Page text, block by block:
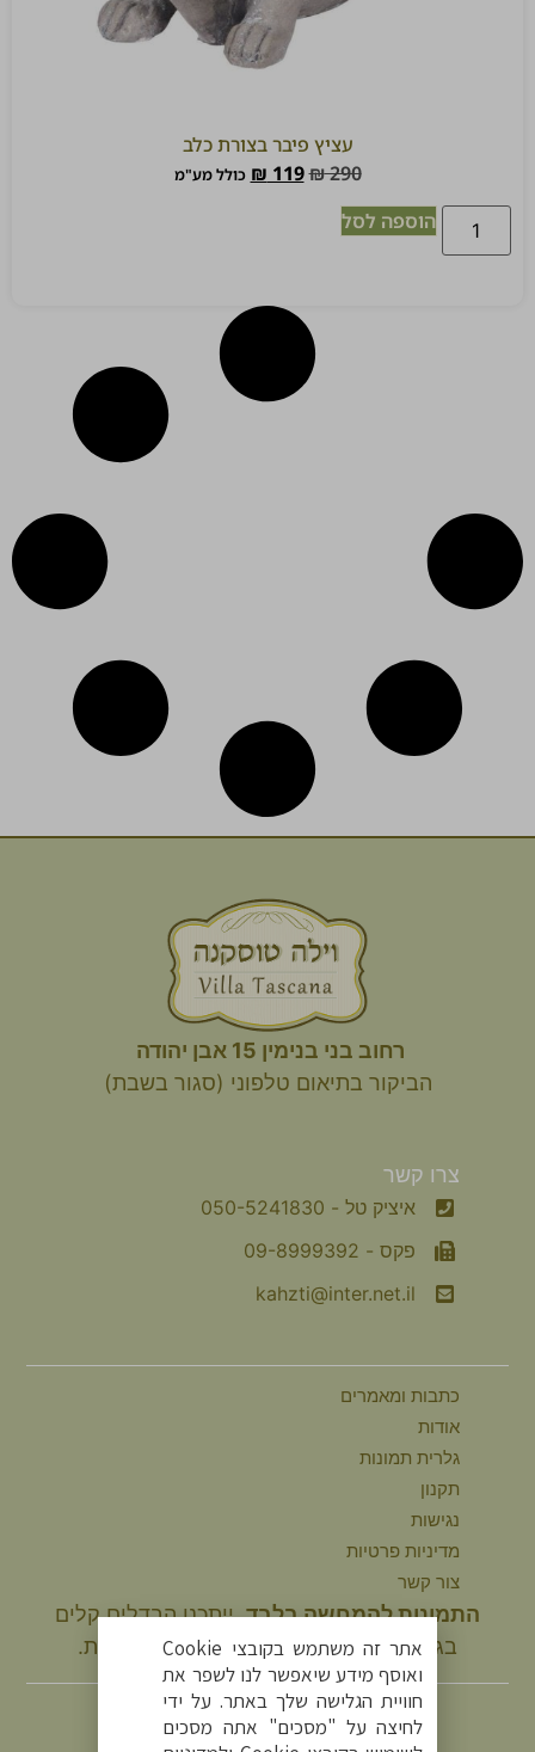
עציץ פיבר בצורת כלב
₪290
₪ 119 כולל מע"מ
הוספה לסל
רחוב בני בנימין 15 אבן יהודה
הביקור בתיאום טלפוני (סגור בשבת)
צרו קשר
איציק טל - 050-5241830
פקס - 09-8999392
kahzti@inter.net.il
כתבות ומאמרים
אודות
גלרית תמונות
תקנון
נגישות
מדיניות פרטיות
צור קשר
התמונות להמחשה בלבד.ייתכנו הבדלים קלים
בגוונים ובמידות המוצר בהשוואה למציאות.
עקבו אחרינו
אתר זה משתמש בקובצי Cookie
ואוסף מידע שיאפשר לנו לשפר את
חוויית הגלישה שלך באתר. על ידי
לחיצה על "מסכים" אתה מסכים